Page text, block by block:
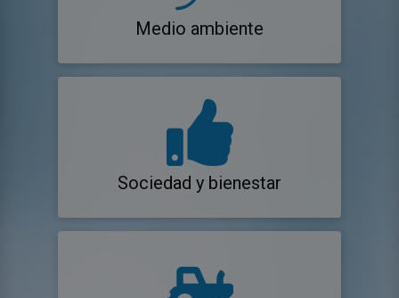
Medio ambiente
Sociedad y bienestar